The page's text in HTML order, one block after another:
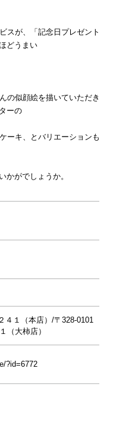
スが、「記念日プレゼント
どうまい
の似顔絵を描いていただき
ーの
ーキ、とバリエーションも
かがでしょうか。
４１（本店）/〒328-0101
（大柿店）
?id=6772